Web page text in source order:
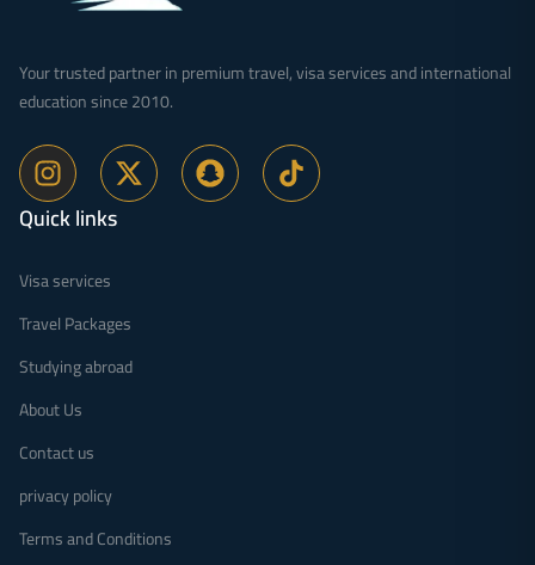
Your trusted partner in premium travel, visa services and international
education since 2010.
Quick links
Visa services
Travel Packages
Studying abroad
About Us
Contact us
privacy policy
Terms and Conditions